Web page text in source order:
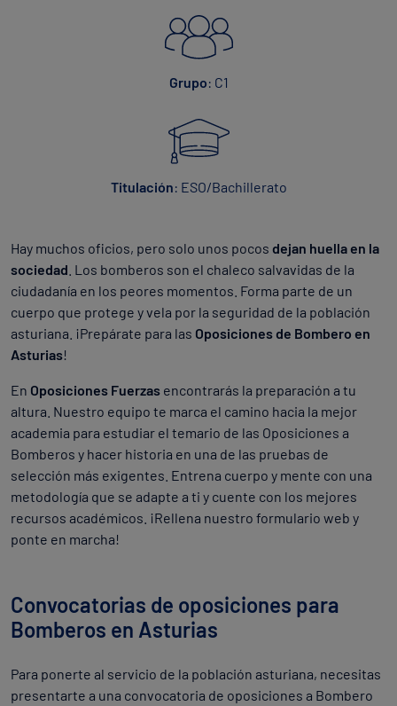
Grupo: C1
Titulación: ESO/Bachillerato
Hay muchos oficios, pero solo unos pocos dejan huella en la
sociedad . Los bomberos son el chaleco salvavidas de la
ciudadanía en los peores momentos. Forma parte de un
cuerpo que protege y vela por la seguridad de la población
asturiana. ¡Prepárate para las Oposiciones de Bombero en
Asturias!
En Oposiciones Fuerzas encontrarás la preparación a tu
altura. Nuestro equipo te marca el camino hacia la mejor
academia para estudiar el temario de las Oposiciones a
Bomberos y hacer historia en una de las pruebas de
selección más exigentes. Entrena cuerpo y mente con una
metodología que se adapte a ti y cuente con los mejores
recursos académicos. ¡Rellena nuestro formulario web y
ponte en marcha!
Convocatorias de oposiciones para
Bomberos en Asturias
Para ponerte al servicio de la población asturiana, necesitas
presentarte a una convocatoria de oposiciones a Bombero